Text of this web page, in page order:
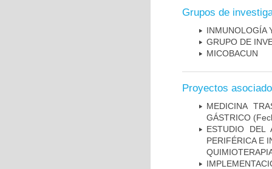
Grupos de
INMUNOLOGÍA
GRUPO DE
MICOBAC­UN
Proyectos
MEDICINA
GÁSTRICO
ESTUDIO DEL
PERIFÉRICA E